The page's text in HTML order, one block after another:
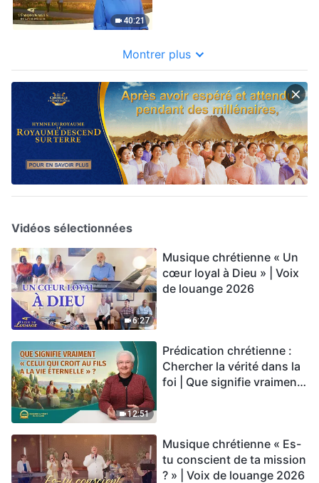
40:21
Montrer plus
Vidéos sélectionnées
6:27
Musique chrétienne « Un
cœur loyal à Dieu » | Voix
de louange 2026
12:51
Prédication chrétienne :
Chercher la vérité dans la
foi | Que signifie vraiment
Musique chrétienne « Es-
tu conscient de ta mission
? » | Voix de louange 2026